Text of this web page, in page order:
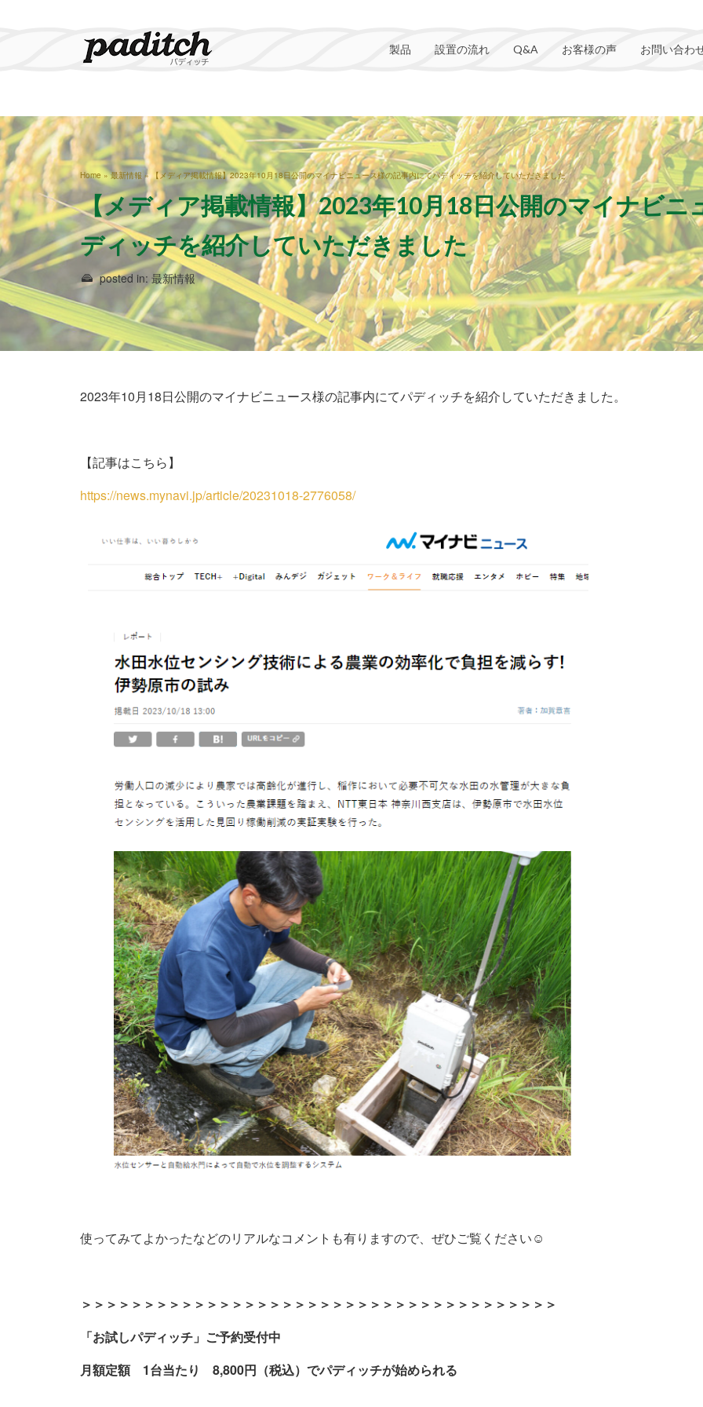
お問い合わ
お客様の声
Q&A
設置の流れ
製品
Home » 最新情報 » 【メディア掲載情報】2023年10月18日公開のマイナビニュース様の記事内にてパディッチを紹介していただきました
【メディア掲載情報】2023年10月18日公開のマイナビニ
ディッチを紹介していただきました
posted in: 最新情報
2023年10月18日公開のマイナビニュース様の記事内にてパディッチを紹介していただきました。
【記事はこちら】
https://news.mynavi.jp/article/20231018-2776058/
使ってみてよかったなどのリアルなコメントも有りますので、ぜひご覧ください☺
＞＞＞＞＞＞＞＞＞＞＞＞＞＞＞＞＞＞＞＞＞＞＞＞＞＞＞＞＞＞＞＞＞＞＞＞＞＞
「お試しパディッチ」ご予約受付中
月額定額 1台当たり 8,800円（税込）でパディッチが始められる